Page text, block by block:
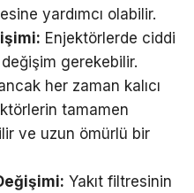
yardımcı olabilir.
Enjektörlerde ciddi
gerekebilir.
her zaman kalıcı
tamamen
ve uzun ömürlü bir
Yakıt filtresinin